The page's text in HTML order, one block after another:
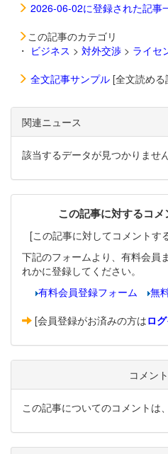
2026-06-02に登録された記事
この記事のカテゴリ
・ ビジネス > 対外交渉 > ライセ
全文記事サンプル [全文読め
関連ニュース
該当するデータが見つかりませ
この記事に対するコ
[この記事に対してコメントす
下記のフォームより、有料会員
れかに登録してください。
有料会員登録フォーム
無
[会員登録がお済みの方はロ
コメン
この記事についてのコメントは